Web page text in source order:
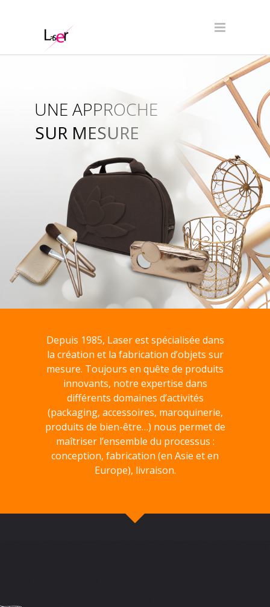
SUR MESURE
UNE APPROCHE
Depuis 1985, Laser est spécialisée dans
la création et la fabrication d’objets sur
mesure. Toujours en quête de produits
innovants, notre expertise dans
différents domaines d’activités
(packaging, accessoires, maroquinerie,
produits de bien-être…) nous permet de
maîtriser l’ensemble du processus :
conception, fabrication (en Asie et en
Europe), livraison.